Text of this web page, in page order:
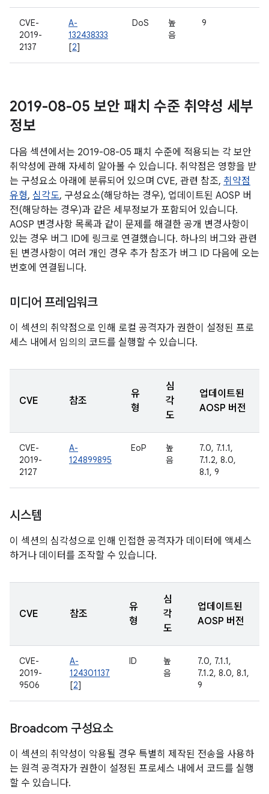
CVE-
2019-
2137
A-
132438333
[2]
DoS
높
음
9
2019-08-05 보안 패치 수준 취약성 세부
정보
다음 섹션에서는 2019-08-05 패치 수준에 적용되는 각 보안
취약성에 관해 자세히 알아볼 수 있습니다. 취약점은 영향을 받
는 구성요소 아래에 분류되어 있으며 CVE, 관련 참조, 취약점
유형, 심각도, 구성요소(해당하는 경우), 업데이트된 AOSP 버
전(해당하는 경우)과 같은 세부정보가 포함되어 있습니다.
AOSP 변경사항 목록과 같이 문제를 해결한 공개 변경사항이
있는 경우 버그 ID에 링크로 연결했습니다. 하나의 버그와 관련
된 변경사항이 여러 개인 경우 추가 참조가 버그 ID 다음에 오는
번호에 연결됩니다.
미디어 프레임워크
이 섹션의 취약점으로 인해 로컬 공격자가 권한이 설정된 프로
세스 내에서 임의의 코드를 실행할 수 있습니다.
CVE 참조
유
형
심
각
도
업데이트된
AOSP 버전
CVE-
2019-
2127
A-
124899895
EoP
높
음
7.0, 7.1.1,
7.1.2, 8.0,
8.1, 9
시스템
이 섹션의 심각성으로 인해 인접한 공격자가 데이터에 액세스
하거나 데이터를 조작할 수 있습니다.
CVE 참조
유
형
심
각
도
업데이트된
AOSP 버전
CVE-
2019-
9506
A-
124301137
[2]
ID
높
음
7.0, 7.1.1,
7.1.2, 8.0, 8.1,
9
Broadcom 구성요소
이 섹션의 취약성이 악용될 경우 특별히 제작된 전송을 사용하
는 원격 공격자가 권한이 설정된 프로세스 내에서 코드를 실행
할 수 있습니다.